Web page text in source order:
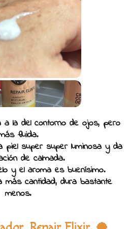
la del contorno de ojos, pero
fluida.
piel super super luminosa y da
de calmada.
y el aroma es buenísimo.
cantidad, dura bastante
menos.